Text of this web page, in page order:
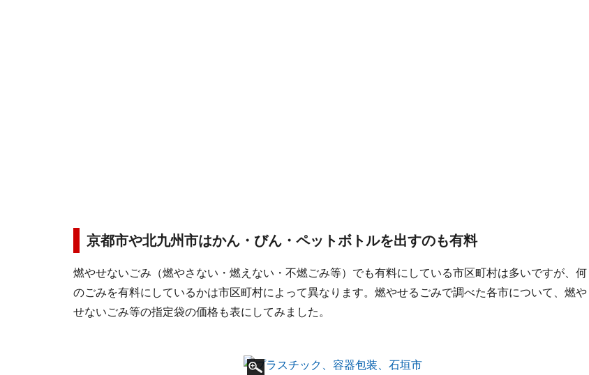
京都市や北九州市はかん・びん・ペットボトルを出すのも有料
燃やせないごみ（燃やさない・燃えない・不燃ごみ等）でも有料にしている市区町村は多いですが、何
のごみを有料にしているかは市区町村によって異なります。燃やせるごみで調べた各市について、燃や
せないごみ等の指定袋の価格も表にしてみました。